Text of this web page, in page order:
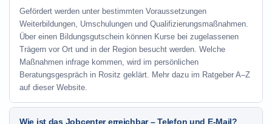
Gefördert werden unter bestimmten Voraussetzungen
Weiterbildungen, Umschulungen und Qualifizierungsmaßnahmen.
Über einen Bildungsgutschein können Kurse bei zugelassenen
Trägern vor Ort und in der Region besucht werden. Welche
Maßnahmen infrage kommen, wird im persönlichen
Beratungsgespräch in Rositz geklärt. Mehr dazu im Ratgeber A–Z
auf dieser Website.
Wie ist das Jobcenter erreichbar – Telefon und E-Mail?